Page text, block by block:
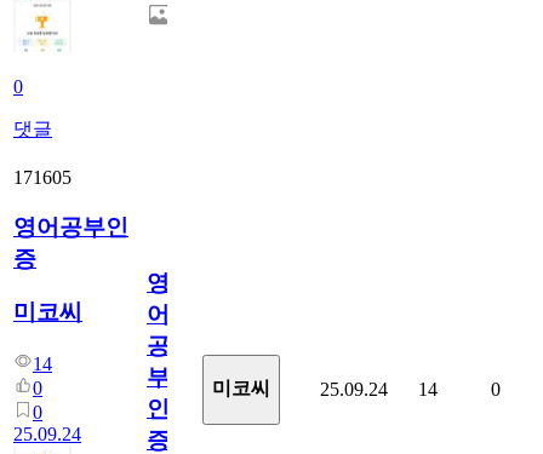
0
댓글
171605
영어공부인
증
미코씨
14
0
0
25.09.24
영
어
공
부
인
증
미코씨 25.09.24 14 0